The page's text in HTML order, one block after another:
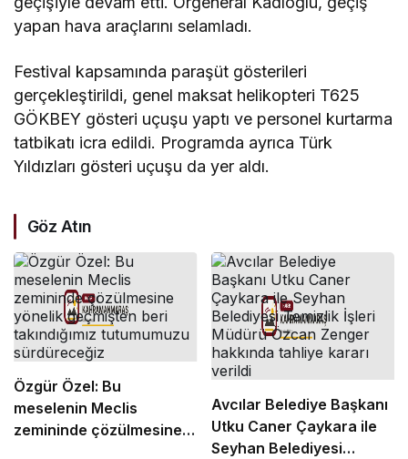
yapan hava araçlarını selamladı.
Festival kapsamında paraşüt gösterileri
gerçekleştirildi, genel maksat helikopteri T625
GÖKBEY gösteri uçuşu yaptı ve personel kurtarma
tatbikatı icra edildi. Programda ayrıca Türk
Yıldızları gösteri uçuşu da yer aldı.
Göz Atın
Özgür Özel: Bu
meselenin Meclis
zemininde çözülmesine
Avcılar Belediye Başkanı
Utku Caner Çaykara ile
Seyhan Belediyesi